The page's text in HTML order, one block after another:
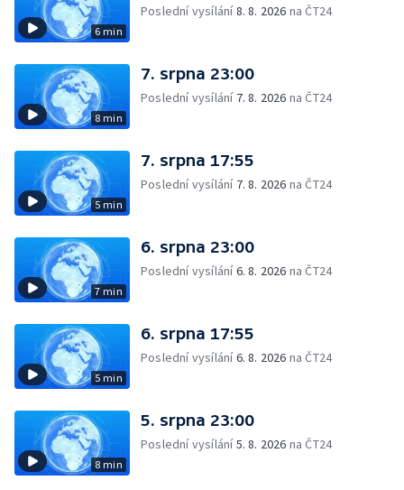
6 min
Poslední vysílání8. 8. 2026 na ČT24
8 min
7. srpna 23:00
Poslední vysílání 7. 8. 2026 na ČT24
5 min
7. srpna 17:55
Poslední vysílání 7. 8. 2026 na ČT24
7 min
6. srpna 23:00
Poslední vysílání6. 8. 2026 na ČT24
5 min
6. srpna 17:55
Poslední vysílání6. 8. 2026 na ČT24
8 min
5. srpna 23:00
Poslední vysílání5. 8. 2026 na ČT24